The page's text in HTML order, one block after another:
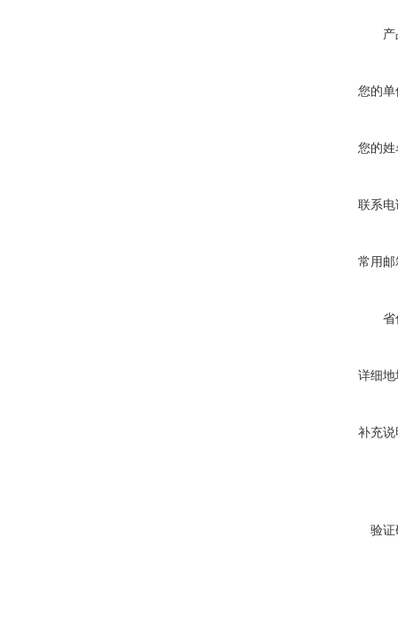
您的单
您的姓
联系电
常用邮
省
详细地
补充说
验证